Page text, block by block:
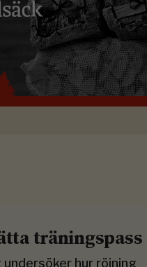
träningspass
hur röjning